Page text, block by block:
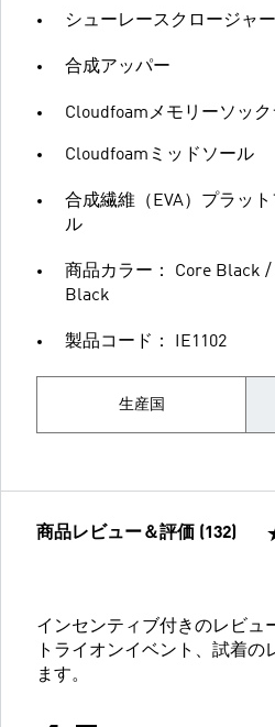
シューレースクロージャー
合成アッパー
Cloudfoamメモリーソッ
Cloudfoamミッドソール
合成繊維（EVA）プラッ
ル
商品カラー： Core Black
Black
製品コード： IE1102
生産国
商品レビュー＆評価 (132)
インセンティブ付きのレビュ
トライオンイベント、試着の
ます。